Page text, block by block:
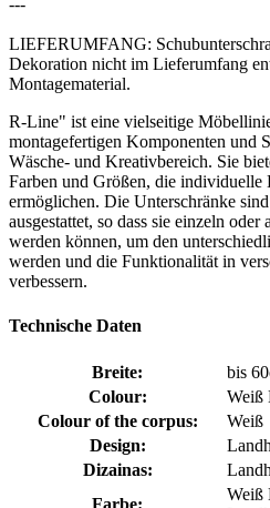
---
LIEFERUMFANG:
Dekoration nicht im Lieferumfang
Montagematerial.
R-Line" ist eine vielseitige
montagefertigen Komponenten und
Wäsche- und Kreativbereich. Sie
Farben und Größen, die individuelle
ermöglichen. Die Unterschränke
ausgestattet, so dass sie einzeln
werden können, um den
werden und die Funktionalität in
verbessern.
Technische Daten
Breite:
bis
Colour:
Weiß
Colour of the corpus:
Weiß
Design:
Dizainas:
Farbe:
Weiß